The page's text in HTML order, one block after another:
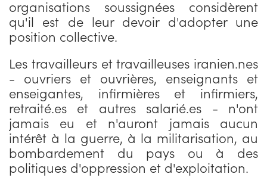
organisations soussignées considèrent
qu'il est de leur devoir d'adopter une
position collective.
Les travailleurs et travailleuses iranien.nes
- ouvriers et ouvrières, enseignants et
enseigantes, infirmières et infirmiers,
retraité.es et autres salarié.es - n'ont
jamais eu et n'auront jamais aucun
intérêt à la guerre, à la militarisation, au
bombardement du pays ou à des
politiques d'oppression et d'exploitation.